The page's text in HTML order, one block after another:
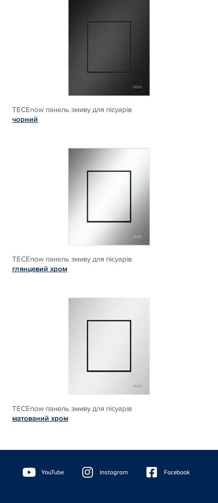
TECEnow панель змиву для пісуарів
чорний
TECEnow панель змиву для пісуарів
глянцевий хром
TECEnow панель змиву для пісуарів
матований хром
Floating
Sidebar YouTube Instagram Facebook